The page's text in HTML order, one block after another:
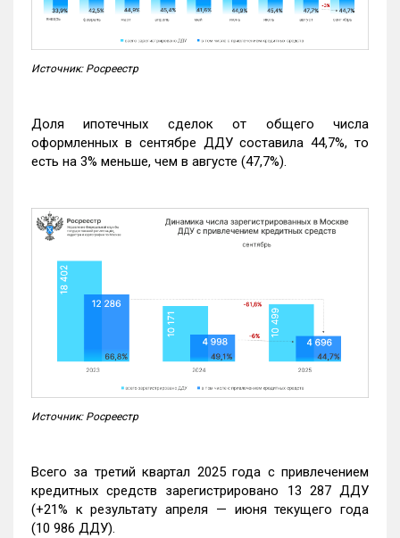
Источник: Росреестр
Доля ипотечных сделок от общего числа
оформленных в сентябре ДДУ составила 44,7%, то
есть на 3% меньше, чем в августе (47,7%).
Источник: Росреестр
Всего за третий квартал 2025 года с привлечением
кредитных средств зарегистрировано 13 287 ДДУ
(+21% к результату апреля — июня текущего года
(10 986 ДДУ).